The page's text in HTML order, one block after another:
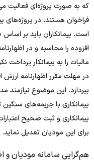
که به صورت پروژه‌ای فعالیت
فراخوان هستند. در پروژه‌های
است. پیمانکاران باید بر
افزوده را محاسبه و در
مالیات را به پیمانکار
در مهلت مقرر اظهارنامه ارزش
بپردازد. این موضوع نیازمند
پیمانکاری با جریمه‌های
پیمانکاری و ثبت صحیح
برای این مودیان تعدیل نماید.
هم‌گرایی سامانه مودیان و